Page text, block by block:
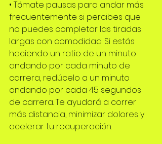
• Tómate pausas para andar más
frecuentemente si percibes que
no puedes completar las tiradas
largas con comodidad. Si estás
haciendo un ratio de un minuto
andando por cada minuto de
carrera, redúcelo a un minuto
andando por cada 45 segundos
de carrera. Te ayudará a correr
más distancia, minimizar dolores y
acelerar tu recuperación.